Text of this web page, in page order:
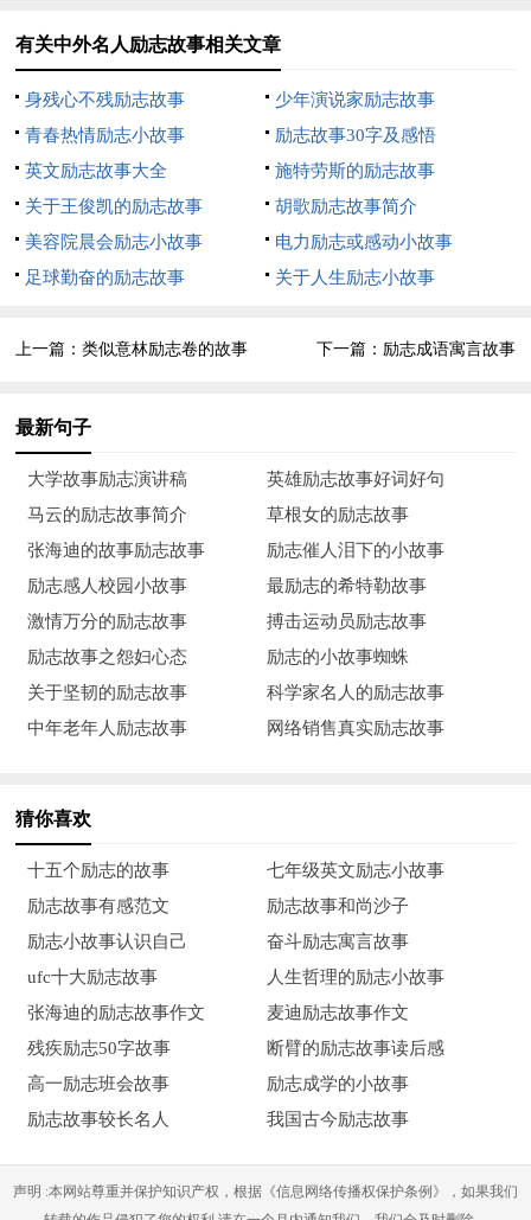
到了无时无刻不在练习的地步。没有纸笔，他就在身上划写，久
王羲之常临池书写，就池洗砚，时间长了，池水尽墨，人
称"墨池"。现在绍兴兰亭、浙江永嘉西谷山、庐山归宗寺等地都
朝太傅稀鉴是好朋友，稀鉴有一位如花似玉、才貌出众的女儿。
一日，稀鉴对王导说，他想在他的儿子和侄儿中为女儿选一位满
意的女婿。王导当即表示同意，并同意由他挑选。王导回到家中
将此事告诉了诸位儿侄，儿侄们久闻稀家小姐德贤貌美，都想得
到她。稀家来人选婿时，诸侄儿都忙着更冠易服精心打扮。惟王
襄之不问此事，仍躺在东厢房床上专心琢磨书法艺术。稀家来人
看过王导诸儿侄之后，回去向稀鉴回票说:"王家诸儿郎都不错，
只是知道是选婿有些拘谨不自然。只有东厢房那位公子躺在床上
毫不介意，只顾用手在席上比划什么。"郡鉴听后，高兴地
了王素之。王导的其他儿侄十分羡慕，称他为“东床快婿”，从
此"东床"也就成了女婿的美称了。
【名人小故事篇三：徐陵妙答】
陈国(为隋以前周代诸侯国)散骑常侍(在皇帝左右规谏过失的
官)徐陵出访隋国。隋文帝正在洛阳，赶忙选派朝官中机敏善辩
者去接待。当时初夏已热。徐陵是陈地来的南方使者，隋官中有
—人以此戏说徐陵道：“今天天气真热哪，大概是徐常侍带来的
吧?”
徐陵笑答：“太妙了，想不到我到洛阳，使你们懂得了寒
暑。”从官无对。
有关中外名人励志故事相关文章
身残心不残励志故事
少年演说家励志故事
青春热情励志小故事
励志故事30字及感悟
英文励志故事大全
施特劳斯的励志故事
关于王俊凯的励志故事
胡歌励志故事简介
美容院晨会励志小故事
电力励志或感动小故事
足球勤奋的励志故事
关于人生励志小故事
上一篇：类似意林励志卷的故事 下一篇： 励志成语寓言故事
最新句子
大学故事励志演讲稿
英雄励志故事好词好句
马云的励志故事简介
草根女的励志故事
张海迪的故事励志故事
励志催人泪下的小故事
励志感人校园小故事
最励志的希特勒故事
激情万分的励志故事
搏击运动员励志故事
励志故事之怨妇心态
励志的小故事蜘蛛
关于坚韧的励志故事
科学家名人的励志故事
中年老年人励志故事
网络销售真实励志故事
猜你喜欢
十五个励志的故事
七年级英文励志小故事
励志故事有感范文
励志故事和尚沙子
励志小故事认识自己
奋斗励志寓言故事
ufc十大励志故事
人生哲理的励志小故事
张海迪的励志故事作文
麦迪励志故事作文
残疾励志50字故事
断臂的励志故事读后感
高一励志班会故事
励志成学的小故事
励志故事较长名人
我国古今励志故事
声明 :本网站尊重并保护知识产权，根据《信息网络传播权保护条例》，如果我们